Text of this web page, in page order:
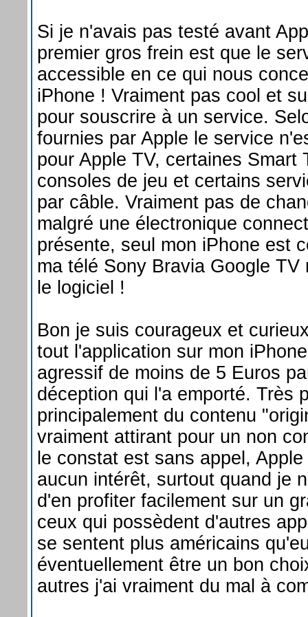
Si je n'avais pas testé avant
premier gros frein est que le
accessible en ce qui nous
iPhone ! Vraiment pas cool et
pour souscrire à un service.
fournies par Apple le service
pour Apple TV, certaines Smart
consoles de jeu et certains
par câble. Vraiment pas de
malgré une électronique
présente, seul mon iPhone est
ma télé Sony Bravia Google TV
le logiciel !
Bon je suis courageux et
tout l'application sur mon
agressif de moins de 5 Euros
déception qui l'a emporté. Très
principalement du contenu
vraiment attirant pour un non
le constat est sans appel,
aucun intérêt, surtout quand je
d'en profiter facilement sur un
ceux qui possèdent d'autres
se sentent plus américains
éventuellement être un bon
autres j'ai vraiment du mal à